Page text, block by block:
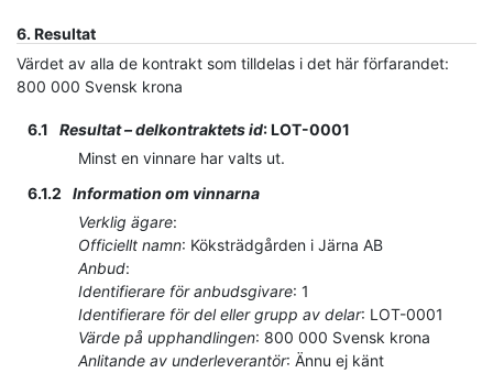
6. Resultat
Värdet av alla de kontrakt som tilldelas i det här förfarandet:
800 000 Svensk krona
6.1 Resultat – delkontraktets id:LOT-0001
Minst en vinnare har valts ut.
6.1.2
Information om vinnarna
Verklig ägare:
Officiellt namn: Köksträdgården i Järna AB
Anbud:
Identifierare för anbudsgivare: 1
Identifierare för del eller grupp av delar: LOT-0001
Värde på upphandlingen: 800 000 Svensk krona
Anlitande av underleverantör: Ännu ej känt